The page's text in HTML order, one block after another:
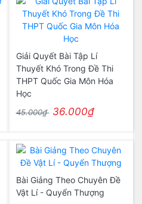
Giải Quyết Bài Tập Lí
Thuyết Khó Trong Đề Thi
THPT Quốc Gia Môn Hóa
Học
45.000₫ 36.000₫
Bài Giảng Theo Chuyên Đề
Vật Lí - Quyển Thượng